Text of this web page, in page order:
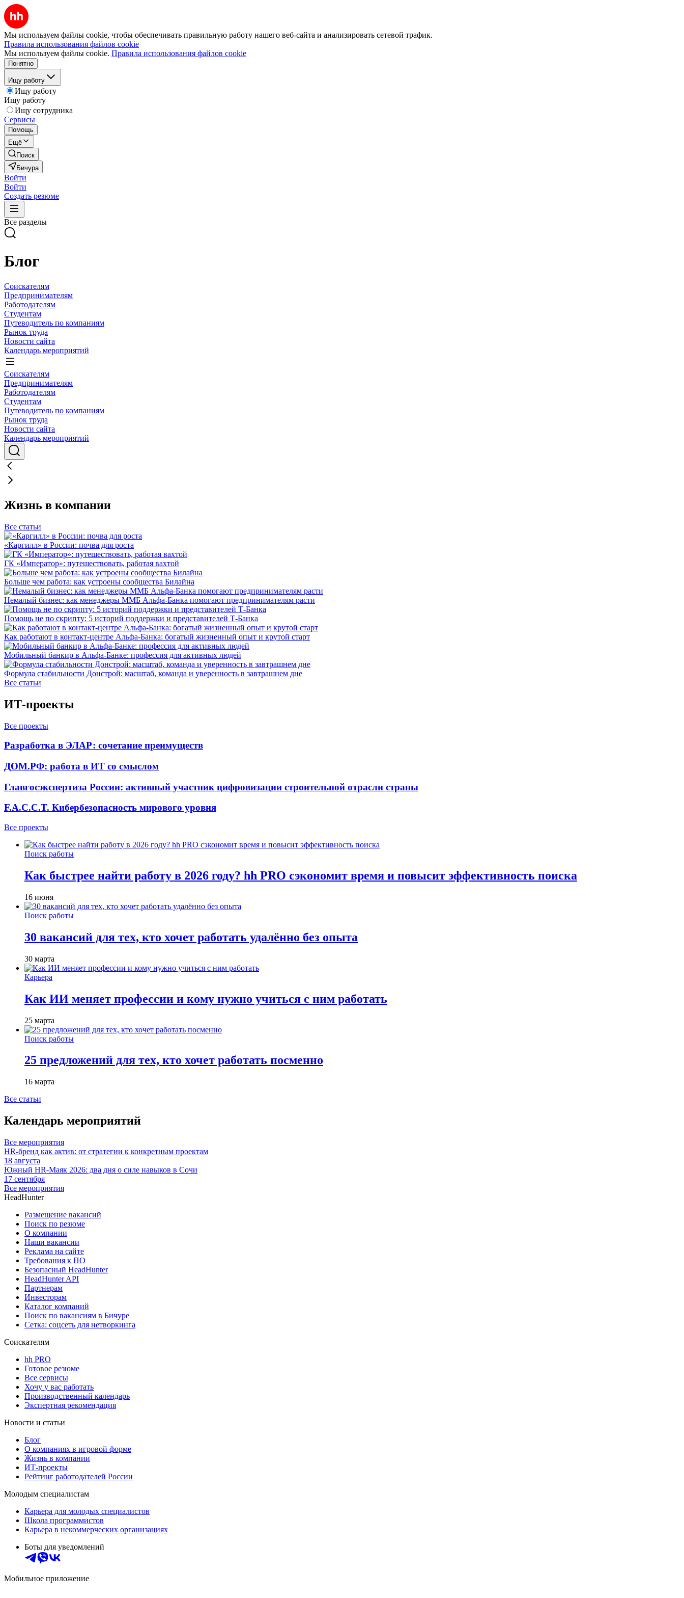
Мы используем файлы cookie, чтобы обеспечивать правильную работу нашего веб-сайта и анализировать сетевой трафик.
Правила использования файлов cookie
Мы используем файлы cookie. Правила использования файлов cookie
Понятно
Ищу работу
Ищу работу
Ищу работу
Ищу сотрудника
Сервисы
Помощь
Ещё
Поиск
Бичура
Войти
Войти
Создать резюме
Все разделы
Блог
Соискателям
Предпринимателям
Работодателям
Студентам
Путеводитель по компаниям
Рынок труда
Новости сайта
Календарь мероприятий
Соискателям
Предпринимателям
Работодателям
Студентам
Путеводитель по компаниям
Рынок труда
Новости сайта
Календарь мероприятий
Жизнь в компании
Все статьи
«Каргилл» в России: почва для роста
ГК «Император»: путешествовать, работая вахтой
Больше чем работа: как устроены сообщества Билайна
Немалый бизнес: как менеджеры ММБ Альфа-Банка помогают предпринимателям расти
Помощь не по скрипту: 5 историй поддержки и представителей Т-Банка
Как работают в контакт-центре Альфа-Банка: богатый жизненный опыт и крутой старт
Мобильный банкир в Альфа-Банке: профессия для активных людей
Формула стабильности Донстрой: масштаб, команда и уверенность в завтрашнем дне
Все статьи
ИТ-проекты
Все проекты
Разработка в ЭЛАР: сочетание преимуществ
ДОМ.РФ: работа в ИТ со смыслом
Главгосэкспертиза России: активный участник цифровизации строительной отрасли страны
F.A.C.C.T. Кибербезопасность мирового уровня
Все проекты
Поиск работы
Как быстрее найти работу в 2026 году? hh PRO сэкономит время и повысит эффективность поиска
16 июня
Поиск работы
30 вакансий для тех, кто хочет работать удалённо без опыта
30 марта
Карьера
Как ИИ меняет профессии и кому нужно учиться с ним работать
25 марта
Поиск работы
25 предложений для тех, кто хочет работать посменно
16 марта
Все статьи
Календарь мероприятий
Все мероприятия
HR-бренд как актив: от стратегии к конкретным проектам
18 августа
Южный HR-Маяк 2026: два дня о силе навыков в Сочи
17 сентября
Все мероприятия
HeadHunter
Размещение вакансий
Поиск по резюме
О компании
Наши вакансии
Реклама на сайте
Требования к ПО
Безопасный HeadHunter
HeadHunter API
Партнерам
Инвесторам
Каталог компаний
Поиск по вакансиям в Бичуре
Сетка: соцсеть для нетворкинга
Соискателям
hh PRO
Готовое резюме
Все сервисы
Хочу у вас работать
Производственный календарь
Экспертная рекомендация
Новости и статьи
Блог
О компаниях в игровой форме
Жизнь в компании
ИТ-проекты
Рейтинг работодателей России
Молодым специалистам
Карьера для молодых специалистов
Школа программистов
Карьера в некоммерческих организациях
Боты для уведомлений
Мобильное приложение